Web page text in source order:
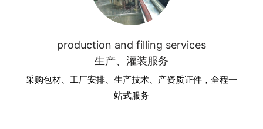
production and filling services
生产、灌装服务
采购包材、工厂安排、生产技术、产资质证件，全程一
站式服务